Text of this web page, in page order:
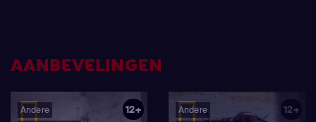
AANBEVELINGEN
Andere
12+
Andere
12+